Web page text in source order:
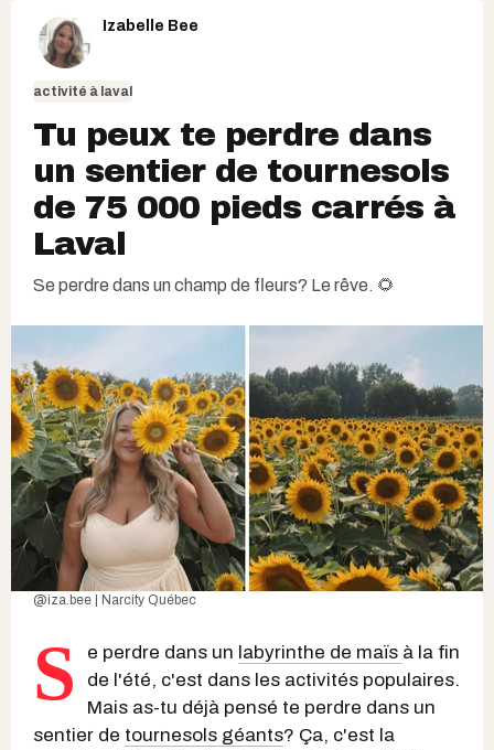
Izabelle Bee
activité à laval
Tu peux te perdre dans
un sentier de tournesols
de 75 000 pieds carrés à
Laval
Se perdre dans un champ de fleurs? Le rêve. 🌻
@iza.bee | Narcity Québec
S e perdre dans un labyrinthe de maïs à la fin
de l'été, c'est dans les activités populaires.
Mais as-tu déjà pensé te perdre dans un
sentier de tournesols géants? Ça, c'est la